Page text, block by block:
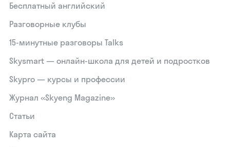
Бесплатный английский
Разговорные клубы
15‑минутные разговоры Talks
Skysmart — онлайн-школа для детей и подростков
Skypro — курсы и профессии
Журнал «Skyeng Magazine»
Статьи
Карта сайта